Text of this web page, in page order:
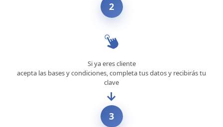
2
Si ya eres cliente
acepta las bases y condiciones, completa tus datos y recibirás tu
clave
→
3